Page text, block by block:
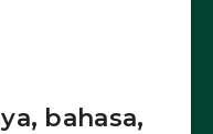
bahasa,